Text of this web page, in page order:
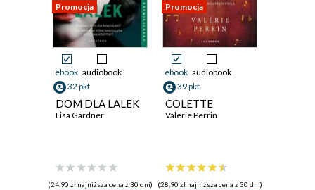
Promocja
ebook audiobook
32 pkt
DOM DLA LALEK
Lisa Gardner
(24,90 zł najniższa cena z 30 dni)
Promocja
ebook audiobook
39 pkt
COLETTE
Valerie Perrin
(28,90 zł najniższa cena z 30 dni)